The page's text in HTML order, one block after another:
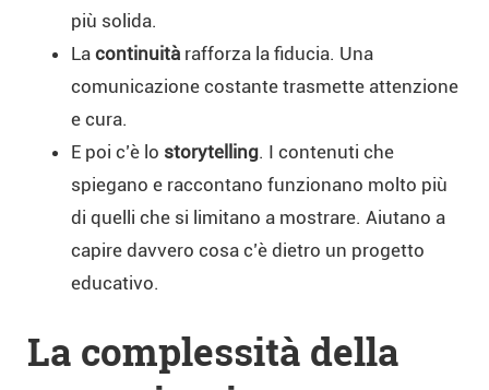
più solida.
La continuità rafforza la fiducia. Una
comunicazione costante trasmette attenzione
e cura.
E poi c’è lo storytelling. I contenuti che
spiegano e raccontano funzionano molto più
di quelli che si limitano a mostrare. Aiutano a
capire davvero cosa c’è dietro un progetto
educativo.
La complessità della